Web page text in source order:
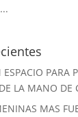
ESPACIO PARA
LA MANO DE
MAS